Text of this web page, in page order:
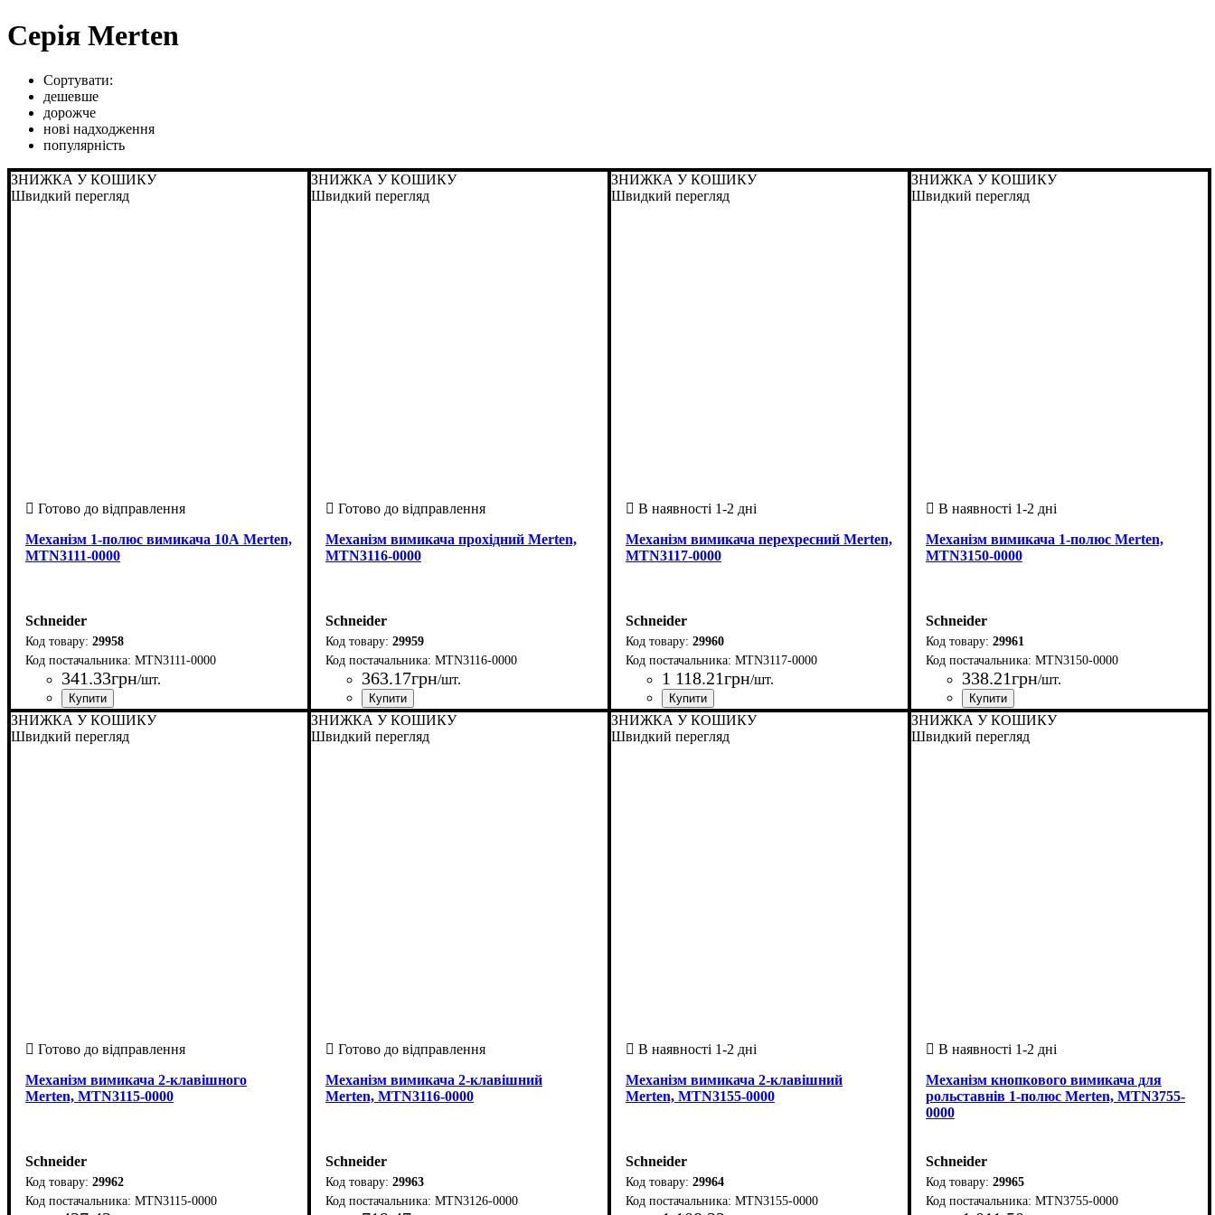
Серія Merten
Сортувати:
дешевше
дорожче
нові надходження
популярність
ЗНИЖКА У КОШИКУ
Швидкий перегляд
Механізм 1-полюс вимикача 10А Merten,
MTN3111-0000
Schneider
29958
MTN3111-0000
341.33грн/шт.
Країна-виробник: Нiмеччина
Серія: Merten Aquadesign
ЗНИЖКА У КОШИКУ
Швидкий перегляд
Механізм вимикача прохідний Merten,
MTN3116-0000
Schneider
29959
MTN3116-0000
363.17грн/шт.
Країна-виробник: Нiмеччина
Серія: Merten Aquadesign
ЗНИЖКА У КОШИКУ
Швидкий перегляд
Механізм вимикача перехресний Merten,
MTN3117-0000
Schneider
29960
MTN3117-0000
1 118.21грн/шт.
Країна-виробник: Нiмеччина
Серія: Merten Aquadesign
ЗНИЖКА У КОШИКУ
Швидкий перегляд
Механізм вимикача 1-полюс Merten,
MTN3150-0000
Schneider
29961
MTN3150-0000
338.21грн/шт.
Країна-виробник: Нiмеччина
Серія: Merten Aquadesign
ЗНИЖКА У КОШИКУ
Швидкий перегляд
Механізм вимикача 2-клавішного
Merten, MTN3115-0000
Schneider
29962
MTN3115-0000
ЗНИЖКА У КОШИКУ
Швидкий перегляд
Механізм вимикача 2-клавішний
Merten, MTN3116-0000
Schneider
29963
MTN3126-0000
ЗНИЖКА У КОШИКУ
Швидкий перегляд
Механізм вимикача 2-клавішний
Merten, MTN3155-0000
Schneider
29964
MTN3155-0000
ЗНИЖКА У КОШИКУ
Швидкий перегляд
Механізм кнопкового вимикача для
рольставнів 1-полюс Merten, MTN3755-
0000
Schneider
29965
MTN3755-0000